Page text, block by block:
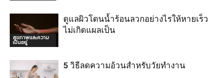
สุขภาพและความ
เป็นอยู่
ดูแลผิวโดนน้ำร้อนลวกอย่างไรให้หายเร็ว
ไม่เกิดแผลเป็น
5 วิธีลดความอ้วนสำหรับวัยทำงาน